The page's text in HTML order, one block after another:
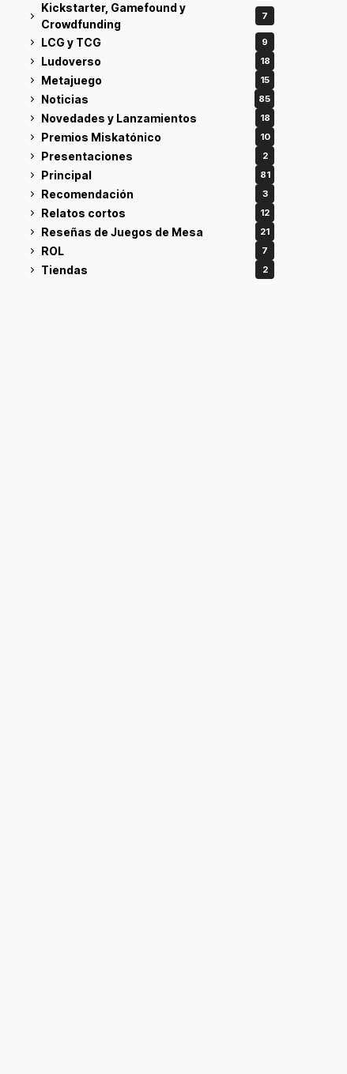
Kickstarter, Gamefound y
Crowdfunding
7
LCG y TCG 9
Ludoverso 18
Metajuego 15
Noticias 85
Novedades y Lanzamientos 18
Premios Miskatónico 10
Presentaciones 2
Principal 81
Recomendación 3
Relatos cortos 12
Reseñas de Juegos de Mesa 21
ROL 7
Tiendas 2